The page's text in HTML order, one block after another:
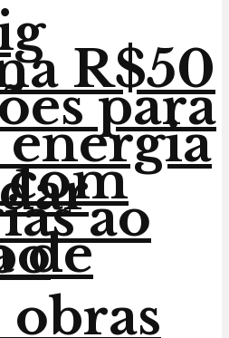
R$50
para
com
ao
de
obras